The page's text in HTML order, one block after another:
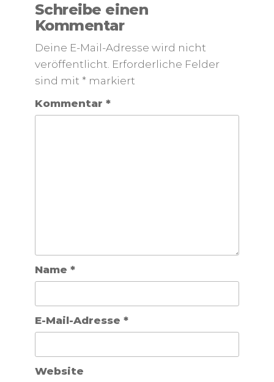
Schreibe einen
Kommentar
Deine E-Mail-Adresse wird nicht
veröffentlicht. Erforderliche Felder
sind mit *markiert
Kommentar *
Name *
E-Mail-Adresse *
Website